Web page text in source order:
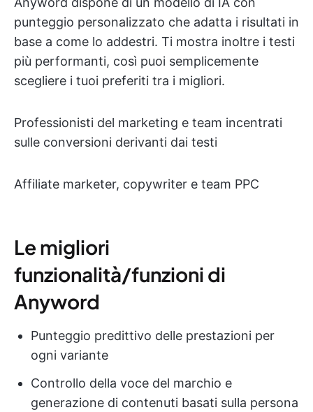
punteggio personalizzato che adatta i risultati in
base a come lo addestri. Ti mostra inoltre i testi
più performanti, così puoi semplicemente
scegliere i tuoi preferiti tra i migliori.
Professionisti del marketing e team incentrati
sulle conversioni derivanti dai testi
Affiliate marketer, copywriter e team PPC
Le migliori
funzionalità/funzioni di
Anyword
Punteggio predittivo delle prestazioni per
ogni variante
Controllo della voce del marchio e
generazione di contenuti basati sulla persona